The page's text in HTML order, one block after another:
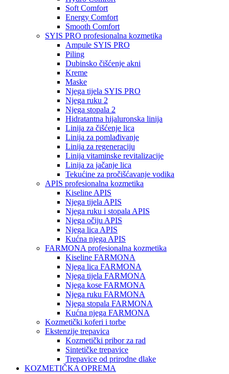
Soft Comfort
Energy Comfort
Smooth Comfort
SYIS PRO profesionalna kozmetika
Ampule SYIS PRO
Piling
Dubinsko čišćenje akni
Kreme
Maske
Njega tijela SYIS PRO
Njega ruku 2
Njega stopala 2
Hidratantna hijaluronska linija
Linija za čišćenje lica
Linija za pomlađivanje
Linija za regeneraciju
Linija vitaminske revitalizacije
Linija za jačanje lica
Tekućine za pročišćavanje vodika
APIS profesionalna kozmetika
Kiseline APIS
Njega tijela APIS
Njega ruku i stopala APIS
Njega očiju APIS
Njega lica APIS
Kućna njega APIS
FARMONA profesionalna kozmetika
Kiseline FARMONA
Njega lica FARMONA
Njega tijela FARMONA
Njega kose FARMONA
Njega ruku FARMONA
Njega stopala FARMONA
Kućna njega FARMONA
Kozmetički koferi i torbe
Ekstenzije trepavica
Kozmetički pribor za rad
Sintetičke trepavice
Trepavice od prirodne dlake
KOZMETIČKA OPREMA